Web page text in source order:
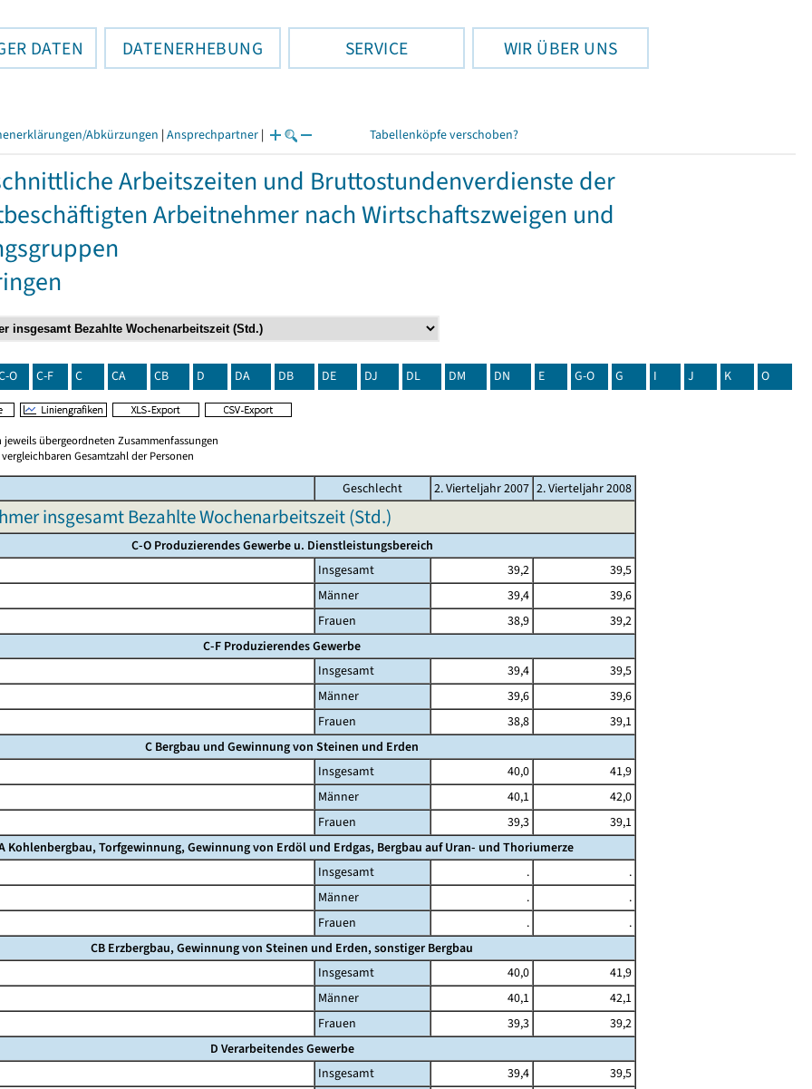
DATEN DATENERHEBUNG SERVICE WIR ÜBER UNS
Abkürzungen | Ansprechpartner | Tabellenköpfe verschoben?
Arbeitszeiten und Bruttostundenverdienste der
Arbeitnehmer nach Wirtschaftszweigen und
O C-F C CA CB D DA DB DE DJ DL DM DN E G-O G I J K O
jeweils übergeordneten Zusammenfassungen
Gesamtzahl der Personen
Geschlecht 2. Vierteljahr 2007 2. Vierteljahr 2008
insgesamt Bezahlte Wochenarbeitszeit (Std.)
C-O Produzierendes Gewerbe u. Dienstleistungsbereich
Insgesamt
39,2
39,5
Männer
39,4
39,6
Frauen
38,9
39,2
C-F Produzierendes Gewerbe
Insgesamt
39,4
39,5
Männer
39,6
39,6
Frauen
38,8
39,1
C Bergbau und Gewinnung von Steinen und Erden
Insgesamt
40,0
41,9
Männer
40,1
42,0
Frauen
39,3
39,1
Kohlenbergbau, Torfgewinnung, Gewinnung von Erdöl und Erdgas, Bergbau auf Uran- und Thoriumerze
Insgesamt
.
.
Männer
.
.
Frauen
.
.
CB Erzbergbau, Gewinnung von Steinen und Erden, sonstiger Bergbau
Insgesamt
40,0
41,9
Männer
40,1
42,1
Frauen
39,3
39,2
D Verarbeitendes Gewerbe
Insgesamt
39,4
39,5